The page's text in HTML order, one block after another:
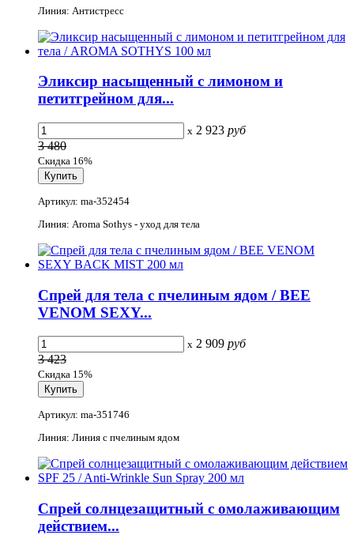
Линия: Антистресс
Эликсир насыщенный с лимоном и
петитгрейном для...
x 2 923 руб
3 480
Скидка 16%
Артикул: ma-352454
Линия: Aroma Sothys - уход для тела
Спрей для тела с пчелиным ядом / BEE
VENOM SEXY...
x 2 909 руб
3 423
Скидка 15%
Артикул: ma-351746
Линия: Линия с пчелиным ядом
Спрей солнцезащитный с омолаживающим
действием...